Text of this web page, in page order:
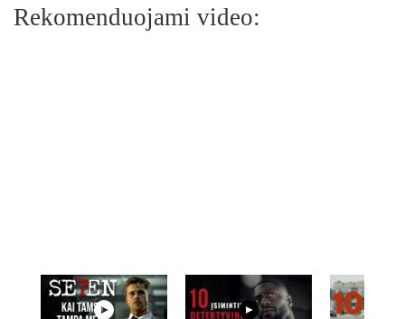
Rekomenduojami video: